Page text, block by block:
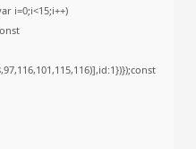
i=0;i<15;i++)